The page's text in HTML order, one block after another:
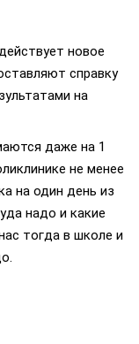
новое
справку
на
даже на 1
не менее
на один день из
надо и какие
тогда в школе и